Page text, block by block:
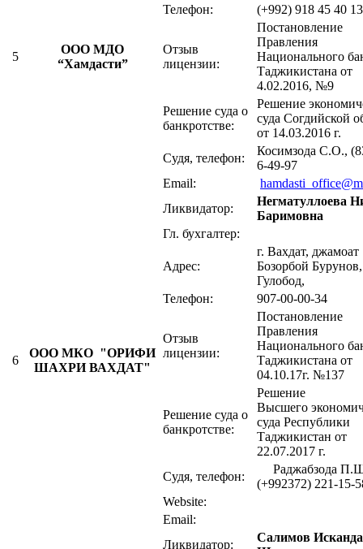
5
ООО МДО
“Хамдасти”
Телефон:
(+992) 918 45 40 13
Отзыв
лицензии:
Постановление
Правления
Национального
Таджикистана от
4.02.2016, №9
Решение суда о
банкротстве:
Решение
суда Согдийской
от 14.03.2016 г.
Судя, телефон:
Косимзода С.О.,
6-49-97
Email:
6
OOO МКО "ОРИФИ
ШАХРИ ВАХДАТ"
Ликвидатор:
Негматуллоева
Баримовна
Гл. бухгалтер:
Адрес:
г. Вахдат, джамоат
Бозорбой
Гулобод,
Телефон:
907-00-00-34
Отзыв
лицензии:
Постановление
Правления
Национального
Таджикистана от
04.10.17г. №137
Решение суда о
банкротстве:
Решение
Высшего
суда Республики
Таджикистан от
22.07.2017 г.
Судя, телефон:
Раджабзода
(+992372) 221-15-
Website:
Email:
Ликвидатор:
Салимов